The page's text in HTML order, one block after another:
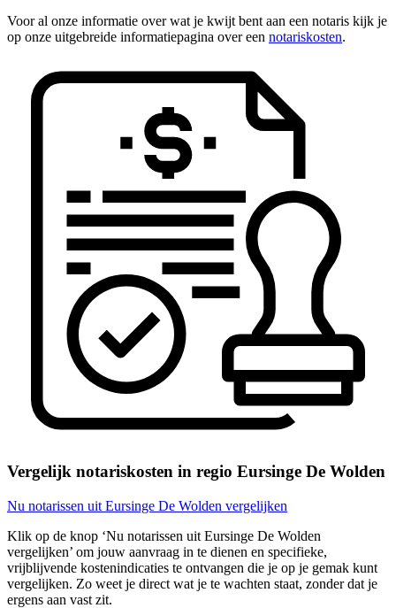
Voor al onze informatie over wat je kwijt bent aan een notaris kijk je
op onze uitgebreide informatiepagina over een notariskosten.
Vergelijk notariskosten in regio Eursinge De Wolden
Nu notarissen uit Eursinge De Wolden vergelijken
Klik op de knop ‘Nu notarissen uit Eursinge De Wolden
vergelijken’ om jouw aanvraag in te dienen en specifieke,
vrijblijvende kostenindicaties te ontvangen die je op je gemak kunt
vergelijken. Zo weet je direct wat je te wachten staat, zonder dat je
ergens aan vast zit.